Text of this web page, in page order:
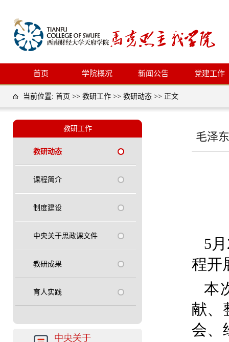
首页 学院概况 新闻公告 党建工作
当前位置: 首页 >> 教研工作 >> 教研动态 >> 正文
教研工作
教研动态
课程简介
制度建设
中央关于思政课文件
教研成果
育人实践
毛泽
5
程开
本
献、
会、